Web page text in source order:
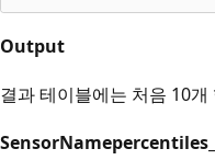
Output
결과 테이블에는 처음 10개
SensorName